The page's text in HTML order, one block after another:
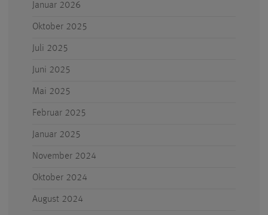
Januar 2026
Oktober 2025
Juli 2025
Juni 2025
Mai 2025
Februar 2025
Januar 2025
November 2024
Oktober 2024
August 2024